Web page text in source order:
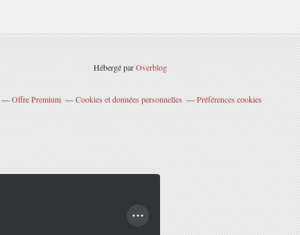
Hébergé parOverblog
Offre Premium Cookies et données personnelles Préférences cookies